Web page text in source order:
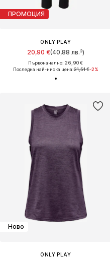
ПРОМОЦИЯ
ONLY PLAY
20,90 €(40,88 лв.³)
Първоначално: 26,90 €
Последна най-ниска цена:21,51 €-2%
Ново
ONLY PLAY